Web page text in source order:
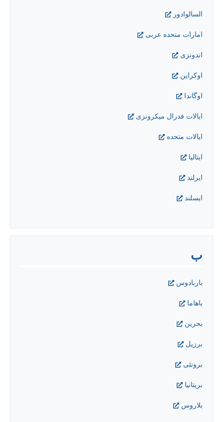
السالوادور
امارات متحده عربی
اندونزی
اوکراين
اوگاندا
ایالات فدرال میکرونزی
ایالات متحده
ایتالیا
ایرلند
ایسلند
ب
باربادوس
باهاما
بحرین
برزیل
برونئی
بریتانیا
بلاروس